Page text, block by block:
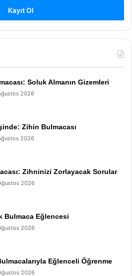
Kayıt Ol
Soluk Almanın Gizemleri
2026
Zihin Bulmacası
2026
Zihninizi Zorlayacak Sorular
2026
Bulmaca Eğlencesi
2026
Eğlenceli Öğrenme
2026